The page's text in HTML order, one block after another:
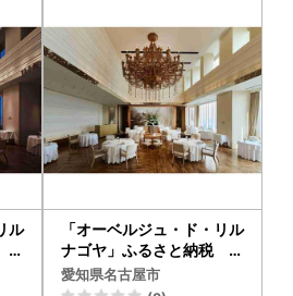
ル
デ
「オーベルジュ・ド・リル
ナゴヤ」ふるさと納税 ラ
ンチコース 1名様
愛知県名古屋市